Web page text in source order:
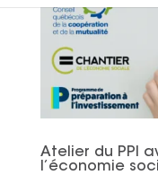
Atelier du PPI
l’économie